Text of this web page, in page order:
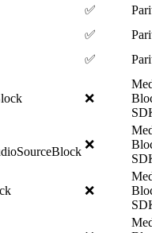
✅
✅
✅
❌
❌
❌